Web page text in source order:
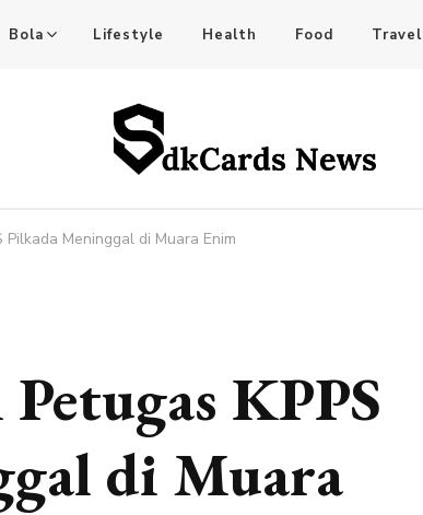
Bola Lifestyle Health Food Travel
Pilkada Meninggal di Muara Enim
KPPS
di Muara